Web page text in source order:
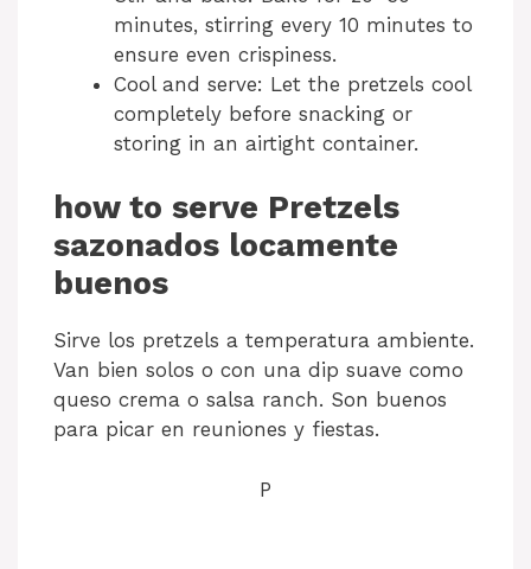
minutes, stirring every 10 minutes to
ensure even crispiness.
Cool and serve: Let the pretzels cool
completely before snacking or
storing in an airtight container.
how to serve Pretzels
sazonados locamente
buenos
Sirve los pretzels a temperatura ambiente.
Van bien solos o con una dip suave como
queso crema o salsa ranch. Son buenos
para picar en reuniones y fiestas.
P